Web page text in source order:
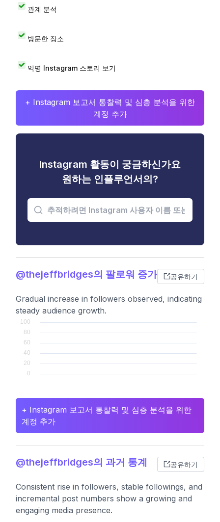
관계 분석
방문한 장소
익명 Instagram 스토리 보기
+ Instagram 보고서 통찰력 및 심층 분석을 위한
계정 추가
Instagram 활동이 궁금하신가요
원하는 인플루언서의?
@thejeffbridges의 팔로워 증가 공유하기
Gradual increase in followers observed, indicating
steady audience growth.
+ Instagram 보고서 통찰력 및 심층 분석을 위한
계정 추가
@thejeffbridges의 과거 통계 공유하기
Consistent rise in followers, stable followings, and
incremental post numbers show a growing and
engaging media presence.